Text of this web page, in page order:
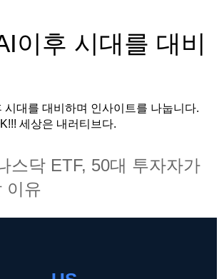
이후 시대를 대비
시대를 대비하며 인사이트를 나눕니다.
세상은 내러티브다.
스닥 ETF, 50대 투자자가
이유